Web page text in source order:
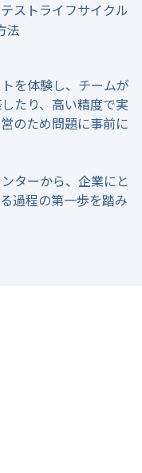
ストライフサイクル
法
を体験し、チームが
たり、高い精度で実
のため問題に事前に
ターから、企業にと
過程の第一歩を踏み